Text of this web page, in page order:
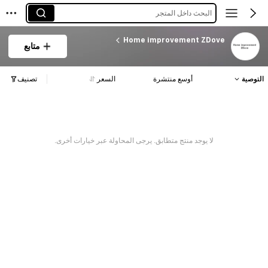
البحث داخل المتجر
Home improvement ZDove
متابع
التوصية أوسع منتشرة السعر تصنيف
لا يوجد منتج متطابق. يرجى المحاولة عبر خيارات أخرى.